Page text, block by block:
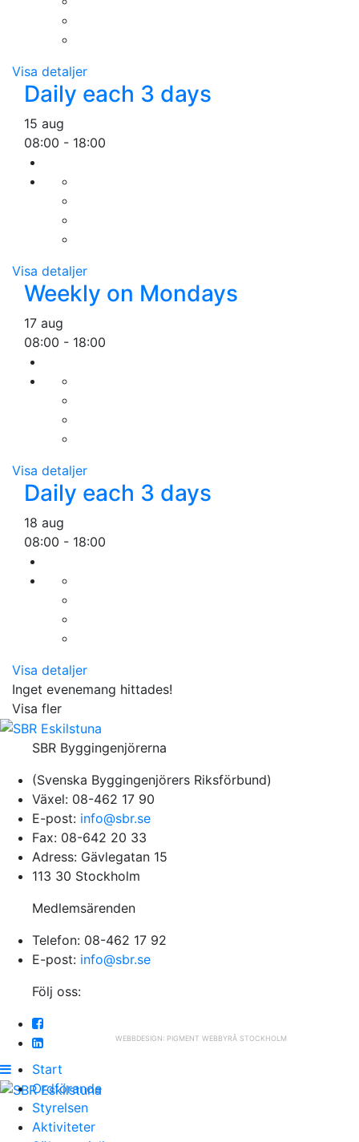
Visa detaljer
Daily each 3 days
15 aug
08:00 - 18:00
Visa detaljer
Weekly on Mondays
17 aug
08:00 - 18:00
Visa detaljer
Daily each 3 days
18 aug
08:00 - 18:00
Visa detaljer
Inget evenemang hittades!
Visa fler
SBR Byggingenjörerna
(Svenska Byggingenjörers Riksförbund)
Växel: 08-462 17 90
E-post: info@sbr.se
Fax: 08-642 20 33
Adress: Gävlegatan 15
113 30 Stockholm
Medlemsärenden
Telefon: 08-462 17 92
E-post: info@sbr.se
Följ oss:
WEBBDESIGN: PIGMENT WEBBYRÅ STOCKHOLM
Start
Ordförande
Styrelsen
Aktiviteter